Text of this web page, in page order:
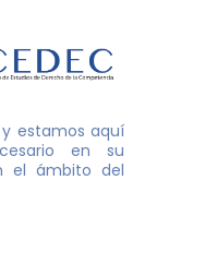
y estamos aquí
en su
el ámbito del